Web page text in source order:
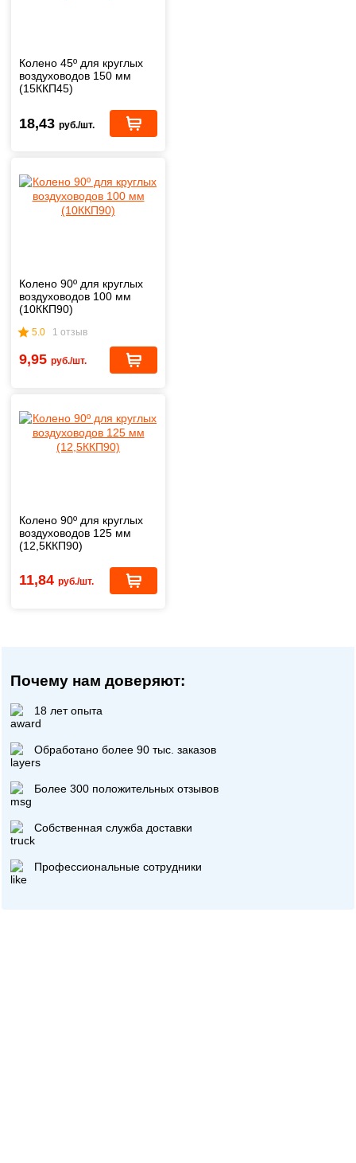
Колено 45º для круглых
воздуховодов 150 мм
(15ККП45)
18,43 руб./шт.
Колено 90º для круглых
воздуховодов 100 мм
(10ККП90)
5.0 1 отзыв
9,95 руб./шт.
Колено 90º для круглых
воздуховодов 125 мм
(12,5ККП90)
11,84 руб./шт.
Почему нам доверяют:
18 лет опыта
Обработано более 90 тыс. заказов
Более 300 положительных отзывов
Собственная служба доставки
Профессиональные сотрудники